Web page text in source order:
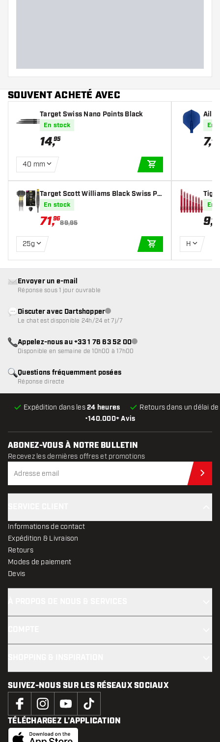
SOUVENT ACHETÉ AVEC
Target Swiss Nano Points Black
En stock
14,95
40 mm
Target Scott Williams Black Swiss Po
int 90% - Fléchettes pointe Acier
En stock
71,96
89,95
25g
AJOUTER AU
En
7,55
K7 -
En
9,45
H
•140.000+ Avis
Expédition dans les24 heures Retours dans un délai de
Questions fréquemment posées
Réponse directe
Envoyer un e-mail
Réponse sous 1 jour ouvrable
Discuter avec DartshopperService client indisponible
Le chat est disponible 24h/24 et 7j/7
Appelez-nous au +33 1 76 63 52 00Service client indisponible
Disponible en semaine de 10h00 à 17h00
ABONEZ-VOUS À NOTRE BULLETIN
Recevez les dernières offres et promotions
Informations de contact
Expédition & Livraison
Retours
Modes de paiement
Devis
SUIVEZ-NOUS SUR LES RÉSEAUX SOCIAUX
TÉLÉCHARGEZ L’APPLICATION